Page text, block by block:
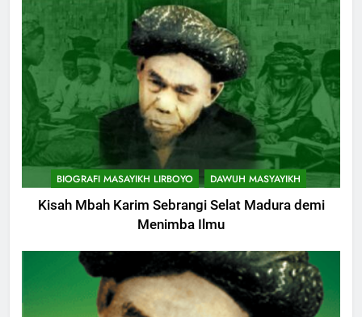
BIOGRAFI MASAYIKH LIRBOYO DAWUH MASYAYIKH
Kisah Mbah Karim Sebrangi Selat Madura demi
Menimba Ilmu